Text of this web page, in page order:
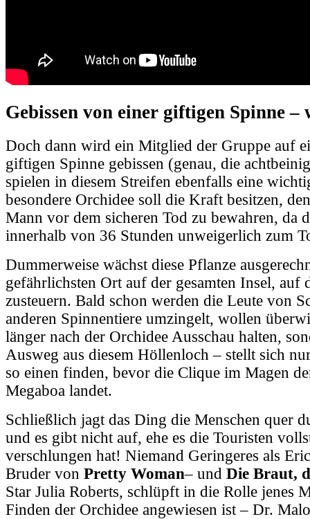
Gebissen von einer giftigen Spinne –
Doch dann wird ein Mitglied der Gruppe auf
giftigen Spinne gebissen (genau, die
spielen in diesem Streifen ebenfalls eine
besondere Orchidee soll die Kraft besitzen,
Mann vor dem sicheren Tod zu bewahren, da
innerhalb von 36 Stunden unweigerlich zum
Dummerweise wächst diese Pflanze
gefährlichsten Ort auf der gesamten Insel, auf
zusteuern. Bald schon werden die Leute von
anderen Spinnentiere umzingelt, wollen
länger nach der Orchidee Ausschau halten,
Ausweg aus diesem Höllenloch – stellt sich
so einen finden, bevor die Clique im Magen
Megaboa landet.
Schließlich jagt das Ding die Menschen quer
und es gibt nicht auf, ehe es die Touristen
verschlungen hat! Niemand Geringeres als
Bruder von Pretty Woman– und Die Braut,
Star Julia Roberts, schlüpft in die Rolle jenes
Finden der Orchidee angewiesen ist – Dr.